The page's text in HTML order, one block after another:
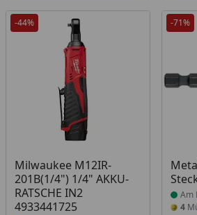
-44%
Milwaukee M12IR-
201B(1/4") 1/4" AKKU-
RATSCHE IN2
4933441725
-71%
Am
4